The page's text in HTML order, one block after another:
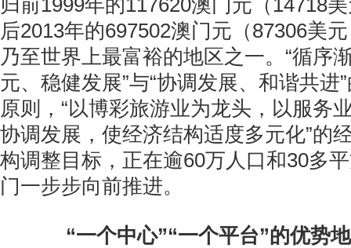
归前1999年的117620澳门元（14718
后2013年的697502澳门元（87306美
乃至世界上最富裕的地区之一。“循序
元、稳健发展”与“协调发展、和谐共进
原则，“以博彩旅游业为龙头，以服务
协调发展，使经济结构适度多元化”的
构调整目标，正在逾60万人口和30多
门一步步向前推进。
“一个中心”“一个平台”的优势